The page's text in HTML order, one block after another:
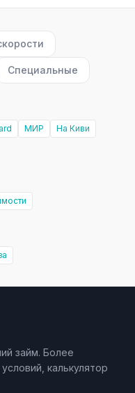
Специальные
МИР
На Киви
займ. Более
калькулятор